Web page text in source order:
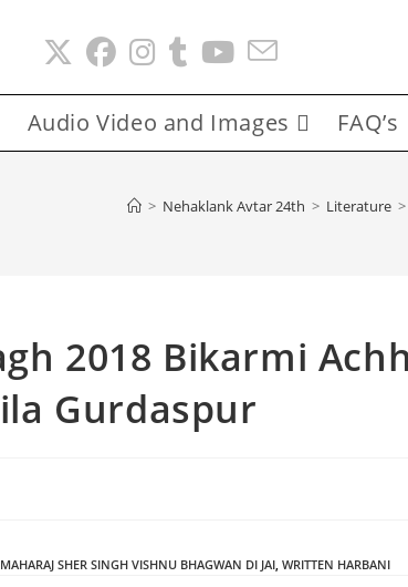
Audio Video and Images FAQ’s
> Nehaklank Avtar 24th > Literature >
2018 Bikarmi
Gurdaspur
SHER SINGH VISHNU BHAGWAN DI JAI, WRITTEN HARBANI